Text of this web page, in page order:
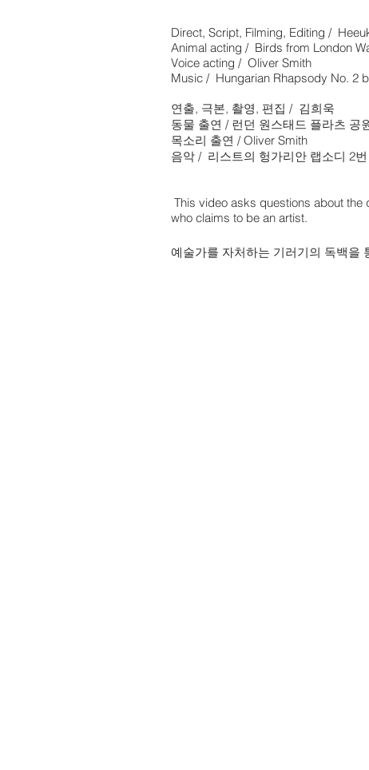
Direct, Script, Filming, Editing /
Animal acting / Birds from London
Voice acting / Oliver Smith
Music / Hungarian Rhapsody No. 2
연출, 극본, 촬영, 편집 / 김희욱
동물 출연 / 런던 원스태드 플라츠 공
목소리 출연 / Oliver Smith
음악 / 리스트의 헝가리안 랩소디 2번
This video asks questions about the
who claims to be an artist.
예술가를 자처하는 기러기의 독백을